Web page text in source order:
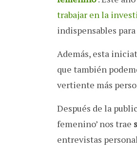
trabajar en la
indispensables
Además, esta
que también
vertiente más
Después de la
femenino’ nos trae
entrevistas